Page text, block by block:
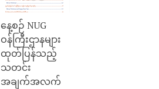
နေ့စဉ် NUG
ဝန်ကြီးဌာနများ
ထုတ်ပြန်သည့်
သတင်း
အချက်အလက်